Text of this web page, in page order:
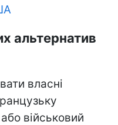
альтернатив
власні
військовий